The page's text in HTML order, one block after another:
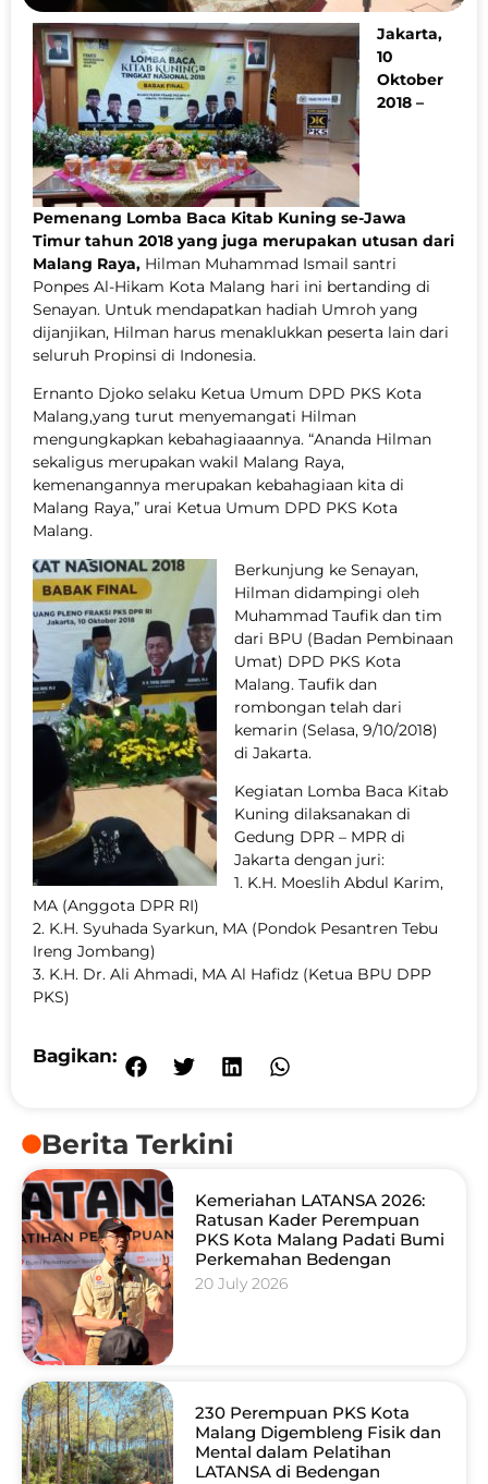
Jakarta,
10
Oktober
2018 –
Pemenang Lomba Baca Kitab Kuning se-Jawa
Timur tahun 2018 yang juga merupakan utusan dari
Malang Raya, Hilman Muhammad Ismail santri
Ponpes Al-Hikam Kota Malang hari ini bertanding di
Senayan. Untuk mendapatkan hadiah Umroh yang
dijanjikan, Hilman harus menaklukkan peserta lain dari
seluruh Propinsi di Indonesia.
Ernanto Djoko selaku Ketua Umum DPD PKS Kota
Malang,yang turut menyemangati Hilman
mengungkapkan kebahagiaaannya. “Ananda Hilman
sekaligus merupakan wakil Malang Raya,
kemenangannya merupakan kebahagiaan kita di
Malang Raya,” urai Ketua Umum DPD PKS Kota
Malang.
Berkunjung ke Senayan,
Hilman didampingi oleh
Muhammad Taufik dan tim
dari BPU (Badan Pembinaan
Umat) DPD PKS Kota
Malang. Taufik dan
rombongan telah dari
kemarin (Selasa, 9/10/2018)
di Jakarta.
Kegiatan Lomba Baca Kitab
Kuning dilaksanakan di
Gedung DPR – MPR di
Jakarta dengan juri:
1. K.H. Moeslih Abdul Karim,
MA (Anggota DPR RI)
2. K.H. Syuhada Syarkun, MA (Pondok Pesantren Tebu
Ireng Jombang)
3. K.H. Dr. Ali Ahmadi, MA Al Hafidz (Ketua BPU DPP
PKS)
Bagikan:
Berita Terkini
Kemeriahan LATANSA 2026:
Ratusan Kader Perempuan
PKS Kota Malang Padati Bumi
Perkemahan Bedengan
20 July 2026
230 Perempuan PKS Kota
Malang Digembleng Fisik dan
Mental dalam Pelatihan
LATANSA di Bedengan